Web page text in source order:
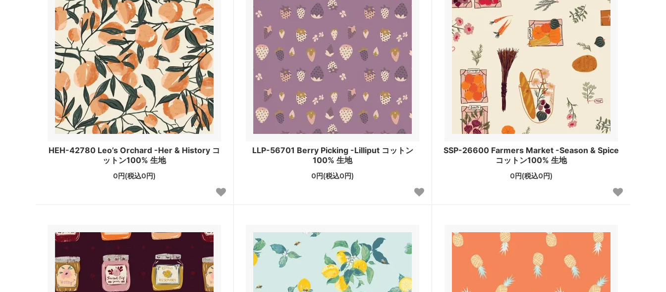
HEH-42780 Leo’s Orchard -Her & History コ
ットン100% 生地
0円(税込0円)
LLP-56701 Berry Picking -Lilliput コットン
100% 生地
0円(税込0円)
SSP-26600 Farmers Market -Season & Spice
コットン100% 生地
0円(税込0円)